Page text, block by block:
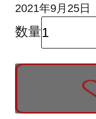
2021年9月25日
数量